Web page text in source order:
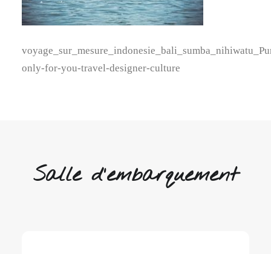
only-for-you-travel-designer-culture
Salle d'embarquement